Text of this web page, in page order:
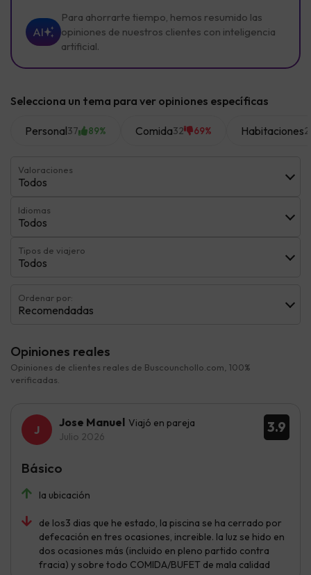
AI
Para ahorrarte tiempo, hemos resumido las
opiniones de nuestros clientes con inteligencia
artificial.
Selecciona un tema para ver opiniones específicas
Personal37 89% Comida32 69% Habitaciones
Valoraciones
Todos
Idiomas
Todos
Tipos de viajero
Todos
Ordenar por:
Recomendadas
Opiniones reales
Opiniones de clientes reales de Buscounchollo.com, 100%
verificadas.
3.9
Jose Manuel Viajó en pareja
Julio 2026
la ubicación
de los3 dias que he estado, la piscina se ha cerrado por
defecación en tres ocasiones, increible. la luz se hido en
dos ocasiones más (incluido en pleno partido contra
fracia) y sobre todo COMIDA/BUFET de mala calidad
Básico